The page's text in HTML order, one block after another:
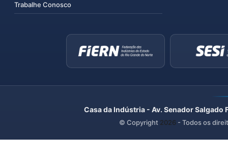
Trabalhe Conosco
Casa da Indústria - Av. Senador
© Copyright 2026 - Todos os